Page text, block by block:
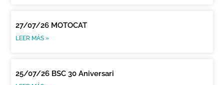
27/07/26 MOTOCAT
LEER MÁS »
25/07/26 BSC 30 Aniversari